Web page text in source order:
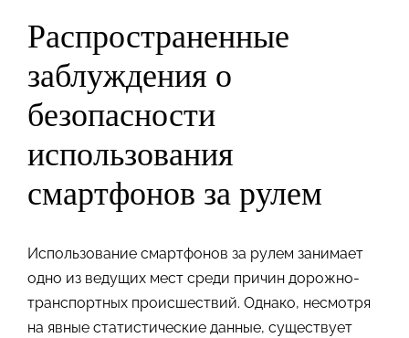
Распространенные
заблуждения о
безопасности
использования
смартфонов за рулем
Использование смартфонов за рулем занимает
одно из ведущих мест среди причин дорожно-
транспортных происшествий. Однако, несмотря
на явные статистические данные, существует